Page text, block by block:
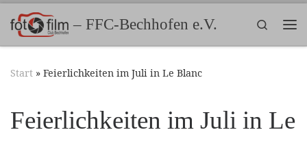
Zum Inhalt springen– FFC-Bechhofen e.V.
Search
Start » Feierlichkeiten im Juli in Le Blanc
Feierlichkeiten im Juli in Le